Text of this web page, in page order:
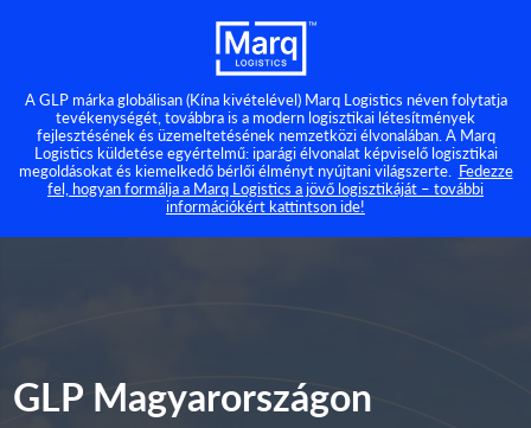
A GLP márka globálisan (Kína kivételével) Marq Logistics néven folytatja
tevékenységét, továbbra is a modern logisztikai létesítmények
fejlesztésének és üzemeltetésének nemzetközi élvonalában. A Marq
Logistics küldetése egyértelmű: iparági élvonalat képviselő logisztikai
megoldásokat és kiemelkedő bérlői élményt nyújtani világszerte. Fedezze
fel, hogyan formálja a Marq Logistics a jövő logisztikáját – további
információkért kattintson ide!
GLP Magyarországon